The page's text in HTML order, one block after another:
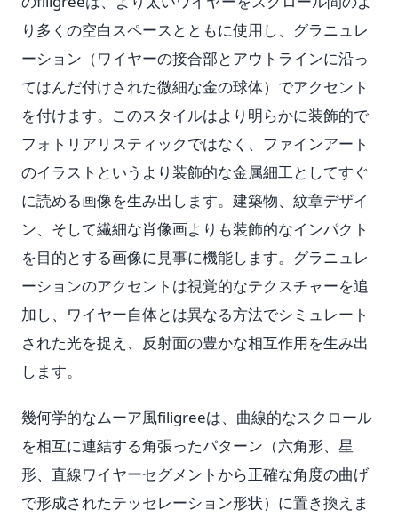
り多くの空白スペースとともに使用し、グラニュレ
ーション（ワイヤーの接合部とアウトラインに沿っ
てはんだ付けされた微細な金の球体）でアクセント
を付けます。このスタイルはより明らかに装飾的で
フォトリアリスティックではなく、ファインアート
のイラストというより装飾的な金属細工としてすぐ
に読める画像を生み出します。建築物、紋章デザイ
ン、そして繊細な肖像画よりも装飾的なインパクト
を目的とする画像に見事に機能します。グラニュレ
ーションのアクセントは視覚的なテクスチャーを追
加し、ワイヤー自体とは異なる方法でシミュレート
された光を捉え、反射面の豊かな相互作用を生み出
します。
幾何学的なムーア風filigreeは、曲線的なスクロール
を相互に連結する角張ったパターン（六角形、星
形、直線ワイヤーセグメントから正確な角度の曲げ
で形成されたテッセレーション形状）に置き換えま